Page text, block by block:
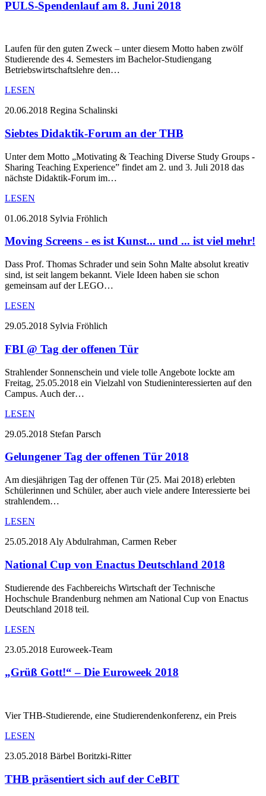
PULS-Spendenlauf am 8. Juni 2018
Laufen für den guten Zweck – unter diesem Motto haben zwölf
Studierende des 4. Semesters im Bachelor-Studiengang
Betriebswirtschaftslehre den…
LESEN
20.06.2018 Regina Schalinski
Siebtes Didaktik-Forum an der THB
Unter dem Motto „Motivating & Teaching Diverse Study Groups -
Sharing Teaching Experience” findet am 2. und 3. Juli 2018 das
nächste Didaktik-Forum im…
LESEN
01.06.2018 Sylvia Fröhlich
Moving Screens - es ist Kunst... und ... ist viel mehr!
Dass Prof. Thomas Schrader und sein Sohn Malte absolut kreativ
sind, ist seit langem bekannt. Viele Ideen haben sie schon
gemeinsam auf der LEGO…
LESEN
29.05.2018 Sylvia Fröhlich
FBI @ Tag der offenen Tür
Strahlender Sonnenschein und viele tolle Angebote lockte am
Freitag, 25.05.2018 ein Vielzahl von Studieninteressierten auf den
Campus. Auch der…
LESEN
29.05.2018 Stefan Parsch
Gelungener Tag der offenen Tür 2018
Am diesjährigen Tag der offenen Tür (25. Mai 2018) erlebten
Schülerinnen und Schüler, aber auch viele andere Interessierte bei
strahlendem…
LESEN
25.05.2018 Aly Abdulrahman, Carmen Reber
National Cup von Enactus Deutschland 2018
Studierende des Fachbereichs Wirtschaft der Technische
Hochschule Brandenburg nehmen am National Cup von Enactus
Deutschland 2018 teil.
LESEN
23.05.2018 Euroweek-Team
„Grüß Gott!“ – Die Euroweek 2018
Vier THB-Studierende, eine Studierendenkonferenz, ein Preis
LESEN
23.05.2018 Bärbel Boritzki-Ritter
THB präsentiert sich auf der CeBIT